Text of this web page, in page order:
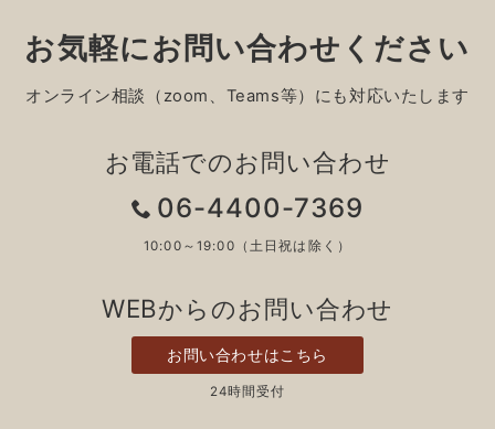
お気軽にお問い合わせください
オンライン相談（zoom、Teams等）にも対応いたします
お電話でのお問い合わせ
06-4400-7369
10:00～19:00（土日祝は除く）
WEBからのお問い合わせ
お問い合わせはこちら
24時間受付